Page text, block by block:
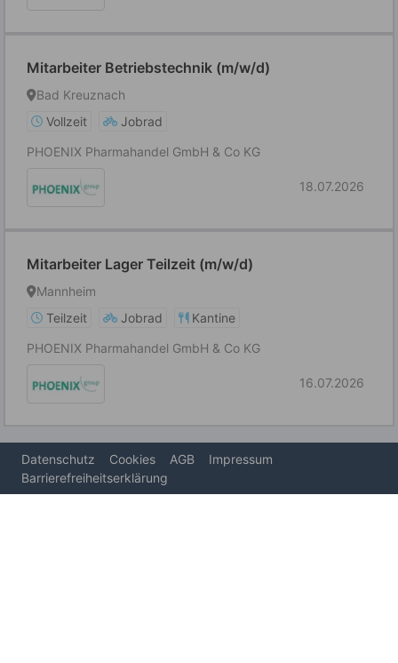
Mitarbeiter Betriebstechnik (m/w/d)
Bad Kreuznach
Vollzeit
Jobrad
PHOENIX Pharmahandel GmbH & Co KG
18.07.2026
Mitarbeiter Lager Teilzeit (m/w/d)
Mannheim
Teilzeit
Jobrad
Kantine
PHOENIX Pharmahandel GmbH & Co KG
16.07.2026
Datenschutz Cookies AGB
Impressum
Barrierefreiheitserklärung